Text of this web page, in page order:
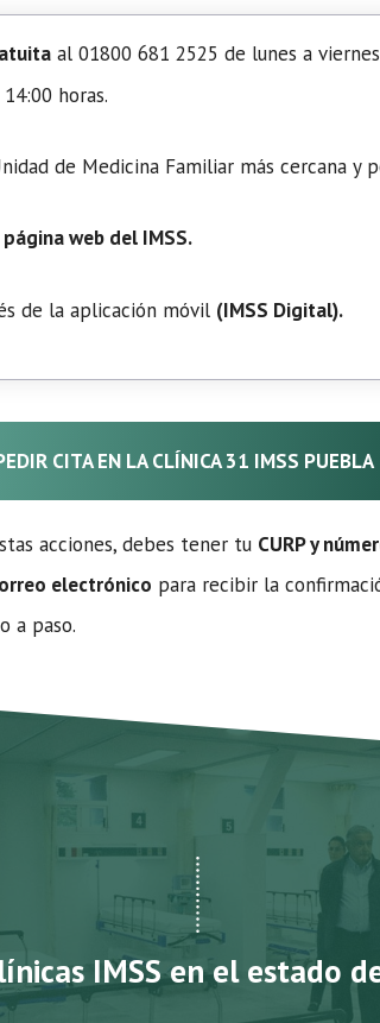
al 01800 681 2525 de lunes a
horas.
de Medicina Familiar más cercana y
página web del IMSS.
de la aplicación móvil (IMSS Digital).
CITA EN LA CLÍNICA 31 IMSS PUEBLA
acciones, debes tener tu CURP y
electrónico para recibir la
a paso.
IMSS en el estado